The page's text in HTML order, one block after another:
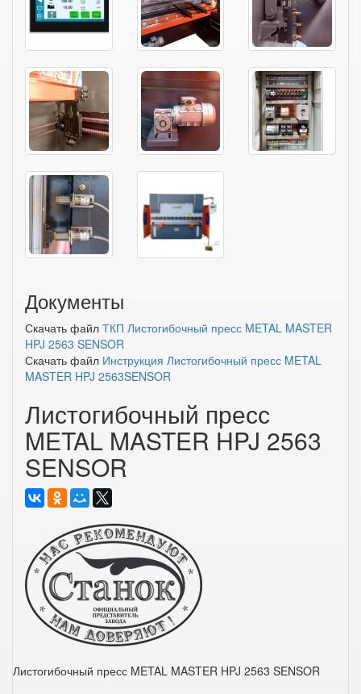
Документы
Скачать файл ТКП Листогибочный пресс METAL MASTER
HPJ 2563 SENSOR
Скачать файл Инструкция Листогибочный пресс METAL
MASTER HPJ 2563SENSOR
Листогибочный пресс
METAL MASTER HPJ 2563
SENSOR
Листогибочный пресс METAL MASTER HPJ 2563 SENSOR